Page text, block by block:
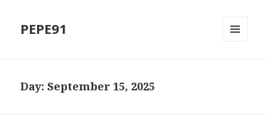
PEPE91
Day:September 15, 2025